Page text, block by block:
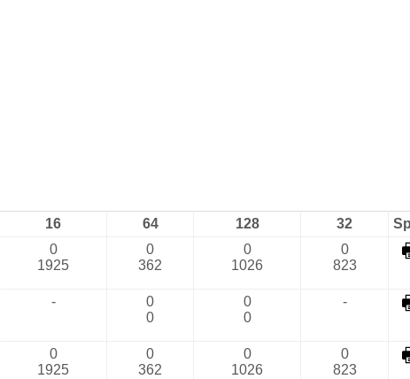
16 64 128 32
0
1925
0
362
0
1026
0
823
-
0
0
0
0
-
0
1925
0
362
0
1026
0
823